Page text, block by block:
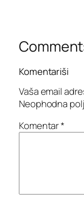
Komentariši
Vaša email
Neophodna
Komentar*